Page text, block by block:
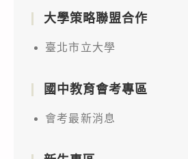
大學策略聯盟合作
臺北市立大學
國中教育會考專區
會考最新消息